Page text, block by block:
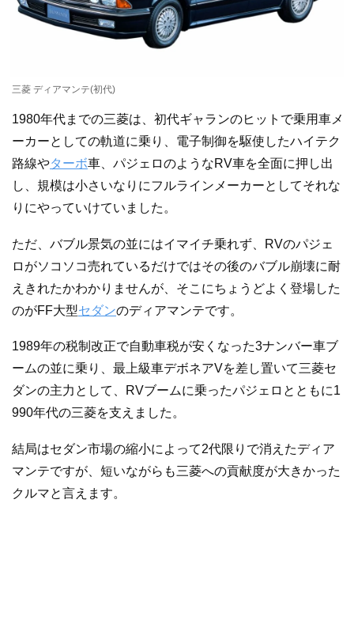
三菱 ディアマンテ(初代)
1980年代までの三菱は、初代ギャランのヒットで乗用車メ
ーカーとしての軌道に乗り、電子制御を駆使したハイテク
路線やターボ車、パジェロのようなRV車を全面に押し出
し、規模は小さいなりにフルラインメーカーとしてそれな
りにやっていけていました。
ただ、バブル景気の並にはイマイチ乗れず、RVのパジェ
ロがソコソコ売れているだけではその後のバブル崩壊に耐
えきれたかわかりませんが、そこにちょうどよく登場した
のがFF大型セダンのディアマンテです。
1989年の税制改正で自動車税が安くなった3ナンバー車ブ
ームの並に乗り、最上級車デボネアVを差し置いて三菱セ
ダンの主力として、RVブームに乗ったパジェロとともに1
990年代の三菱を支えました。
結局はセダン市場の縮小によって2代限りで消えたディア
マンテですが、短いながらも三菱への貢献度が大きかった
クルマと言えます。